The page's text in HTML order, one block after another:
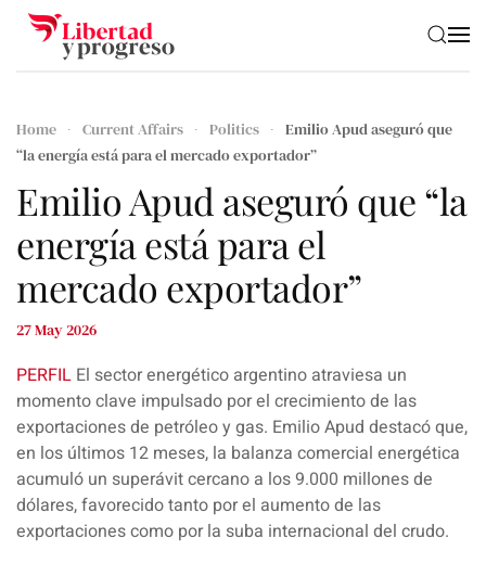
Skip to main content
Home Current Affairs Politics
Emilio Apud aseguró que
“la energía está para el mercado exportador”
Emilio Apud aseguró que “la
energía está para el
mercado exportador”
27 May 2026
PERFIL El sector energético argentino atraviesa un
momento clave impulsado por el crecimiento de las
exportaciones de petróleo y gas. Emilio Apud destacó que,
en los últimos 12 meses, la balanza comercial energética
acumuló un superávit cercano a los 9.000 millones de
dólares, favorecido tanto por el aumento de las
exportaciones como por la suba internacional del crudo.